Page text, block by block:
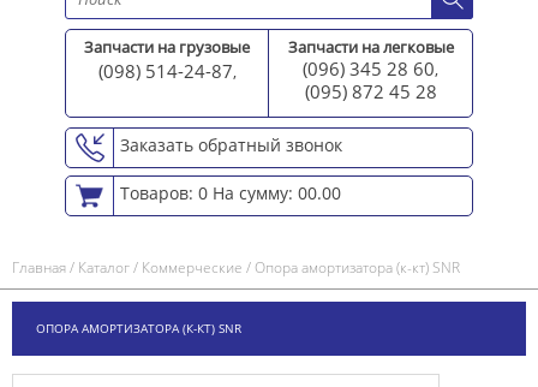
Запчасти на грузовые
(098) 514-24-87,
Запчасти на легковые
(096) 345 28 60,
(095) 872 45 28
Заказать обратный звонок
Товаров: 0 На сумму: 00.00
Главная/ Каталог/ Коммерческие /Опора амортизатора (к-кт) SNR
ОПОРА АМОРТИЗАТОРА (К-КТ) SNR